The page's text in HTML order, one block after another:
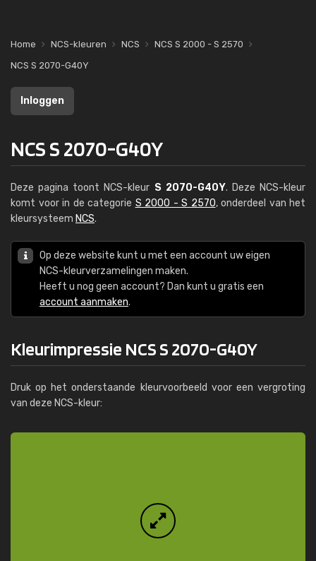
Home NCS-kleuren NCS
NCS S 2000 - S 2570
NCS S 2070-G40Y
Inloggen
NCS S 2070-G40Y
Deze pagina toont NCS-kleur S 2070-G40Y. Deze NCS-kleur
komt voor in de categorie S 2000 - S 2570, onderdeel van het
kleursysteem NCS.
Op deze website kunt u met een account uw eigen
NCS-kleurverzamelingen maken.
Heeft u nog geen account? Dan kunt u gratis een
account aanmaken.
Kleurimpressie NCS S 2070-G40Y
Druk op het onderstaande kleurvoorbeeld voor een vergroting
van deze NCS-kleur: